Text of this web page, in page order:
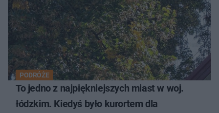
PODRÓŻE
To jedno z najpiękniejszych miast w woj.
łódzkim. Kiedyś było kurortem dla